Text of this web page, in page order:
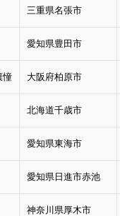
三重県名張市
愛知県豊田市
憧 大阪府柏原市
北海道千歳市
愛知県東海市
愛知県日進市赤池
神奈川県厚木市